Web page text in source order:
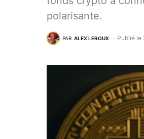
polarisante.
PAR ALEX LEROUX Publié le